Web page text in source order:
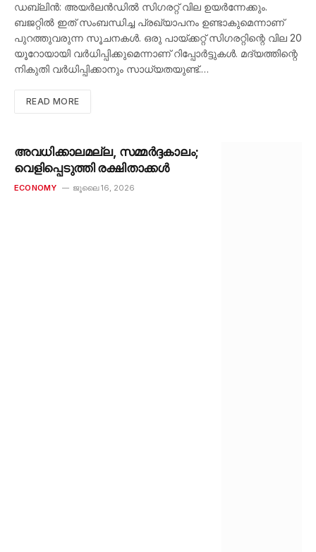
ഡബ്ലിൻ: അയർലൻഡിൽ സിഗരറ്റ് വില ഉയർന്നേക്കും.
ബജറ്റിൽ ഇത് സംബന്ധിച്ച പ്രഖ്യാപനം ഉണ്ടാകുമെന്നാണ്
പുറത്തുവരുന്ന സൂചനകൾ. ഒരു പായ്ക്കറ്റ് സിഗരറ്റിന്റെ വില 20
യൂറോയായി വർധിപ്പിക്കുമെന്നാണ് റിപ്പോർട്ടുകൾ. മദ്യത്തിന്റെ
നികുതി വർധിപ്പിക്കാനും സാധ്യതയുണ്ട്.…
READ MORE
അവധിക്കാലമല്ല, സമ്മർദ്ദകാലം;
വെളിപ്പെടുത്തി രക്ഷിതാക്കൾ
ECONOMY ജൂലൈ 16, 2026